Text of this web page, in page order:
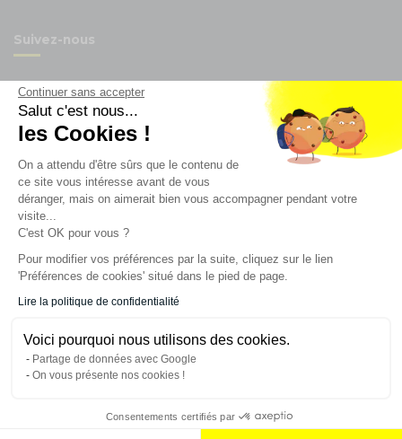
Continuer sans accepter
Salut c'est nous...
les Cookies !
On a attendu d'être sûrs que le contenu de
ce site vous intéresse avant de vous
déranger, mais on aimerait bien vous accompagner pendant votre
visite...
C'est OK pour vous ?
Pour modifier vos préférences par la suite, cliquez sur le lien
'Préférences de cookies' situé dans le pied de page.
Lire la politique de confidentialité
Voici pourquoi nous utilisons des cookies.
Partage de données avec Google
On vous présente nos cookies !
Consentements certifiés par
Suivez-nous
Newsletter
Enregistrez vous à la newsletter
Restez à l'actualité sur nos produits et les offres du
moment
INFORMATIONS